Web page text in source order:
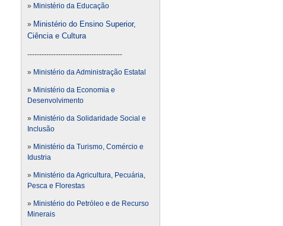
» Ministério da Educação
» Ministério do Ensino Superior,
Ciência e Cultura
----------------------------------------
» Ministério da Administração Estatal
» Ministério da Economia e
Desenvolvimento
» Ministério da Solidaridade Social e
Inclusão
» Ministério da Turismo, Comércio e
Idustria
» Ministério da Agricultura, Pecuária,
Pesca e Florestas
» Ministério do Petróleo e de Recurso
Minerais